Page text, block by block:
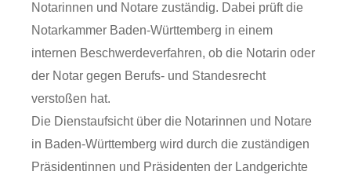
Notarinnen und Notare zuständig. Dabei prüft die
Notarkammer Baden-Württemberg in einem
internen Beschwerdeverfahren, ob die Notarin oder
der Notar gegen Berufs- und Standesrecht
verstoßen hat.
Die Dienstaufsicht über die Notarinnen und Notare
in Baden-Württemberg wird durch die zuständigen
Präsidentinnen und Präsidenten der Landgerichte